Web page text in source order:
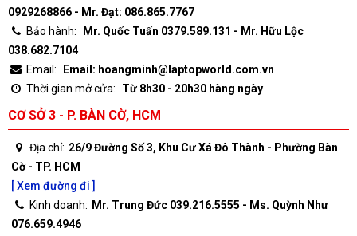
0929268866 - Mr. Đạt: 086.865.7767
Bảo hành:
Mr. Quốc Tuấn 0379.589.131 - Mr. Hữu Lộc
038.682.7104
Email:
Email: hoangminh@laptopworld.com.vn
Thời gian mở cửa:
Từ 8h30 - 20h30 hàng ngày
CƠ SỞ 3 - P. BÀN CỜ, HCM
Địa chỉ: 26/9 Đường Số 3, Khu Cư Xá Đô Thành - Phường Bàn
Cờ - TP. HCM
[ Xem đường đi ]
Kinh doanh: Mr. Trung Đức 039.216.5555 - Ms. Quỳnh Như
076.659.4946